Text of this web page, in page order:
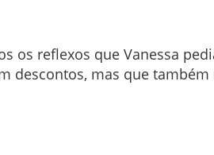
os reflexos que Vanessa
mas que também